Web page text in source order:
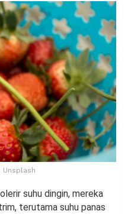
Unsplash
suhu dingin, mereka
terutama suhu panas